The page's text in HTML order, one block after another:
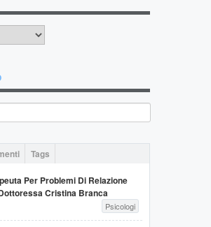
Tags
Per Problemi Di Relazione
Cristina Branca
Psicologi